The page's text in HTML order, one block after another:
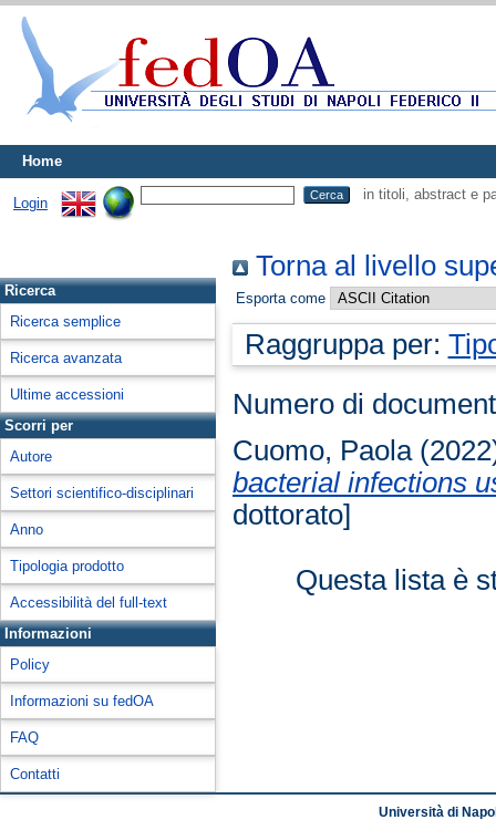
Home
Login
in titoli, abstract e
Ricerca
Ricerca semplice
Ricerca avanzata
Ultime accessioni
Scorri per
Autore
Settori scientifico-disciplinari
Anno
Tipologia prodotto
Accessibilità del full-text
Informazioni
Policy
Informazioni su fedOA
FAQ
Contatti
Torna al livello
Esporta come
Raggruppa per:
Numero di
Cuomo, Paola
bacterial infections
dottorato]
Questa lista è
Università di